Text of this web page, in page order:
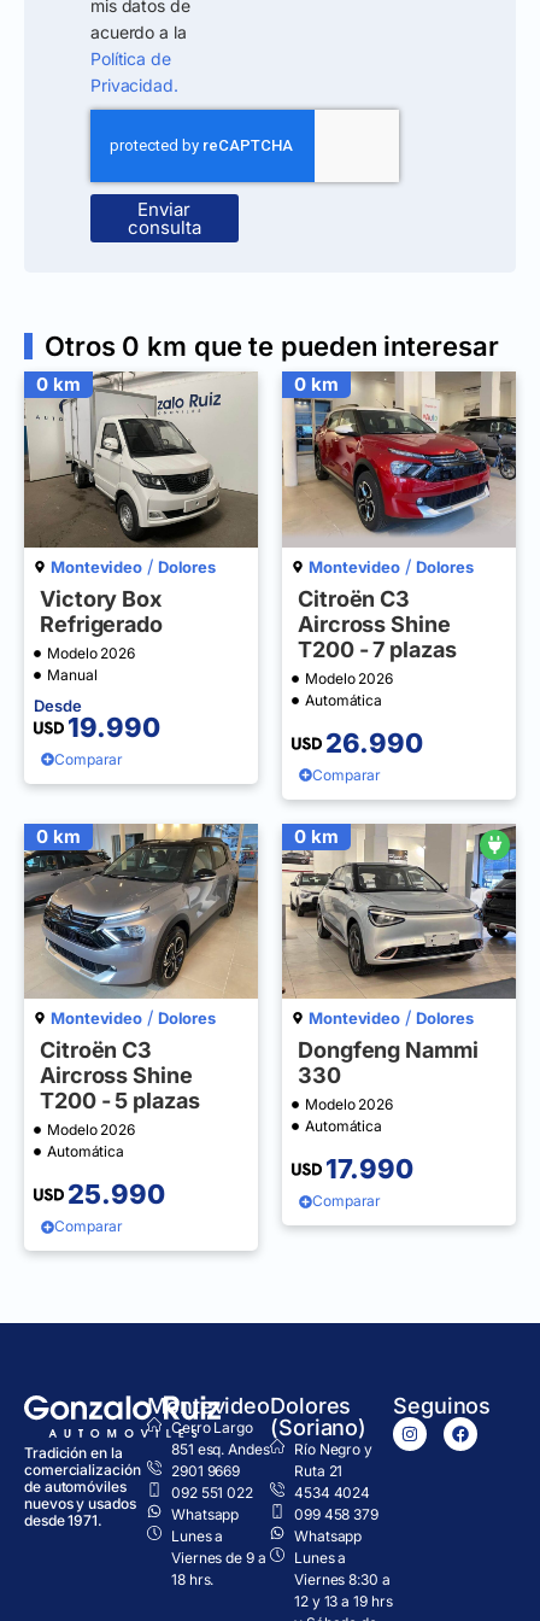
mis datos de
acuerdo a la
Política de
Privacidad.
Enviar
consulta
Otros 0 km que te pueden interesar
0 km
Montevideo / Dolores
Victory Box
Refrigerado
Modelo 2026
Manual
Desde
19.990
Comparar
0 km
Montevideo / Dolores
Citroën C3
Aircross Shine
T200 - 7 plazas
Modelo 2026
Automática
26.990
Comparar
0 km
Montevideo / Dolores
Citroën C3
Aircross Shine
T200 - 5 plazas
Modelo 2026
Automática
25.990
Comparar
0 km
Montevideo / Dolores
Dongfeng Nammi
330
Modelo 2026
Automática
17.990
Comparar
Tradición en la
comercialización
de automóviles
nuevos y usados
desde 1971.
Montevideo
Cerro Largo
851 esq. Andes
2901 9669
092 551 022
Whatsapp
Lunes a
Viernes de 9 a
18 hrs.
Dolores
(Soriano)
Río Negro y
Ruta 21
4534 4024
099 458 379
Whatsapp
Lunes a
Viernes 8:30 a
12 y 13 a 19 hrs
Seguinos